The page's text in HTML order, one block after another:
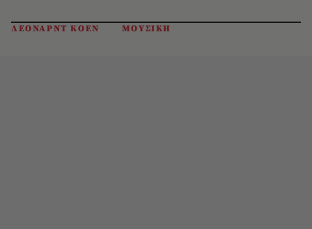
ΛΕΟΝΑΡΝΤ ΚΟΕΝ ΜΟΥΣΙΚΗ